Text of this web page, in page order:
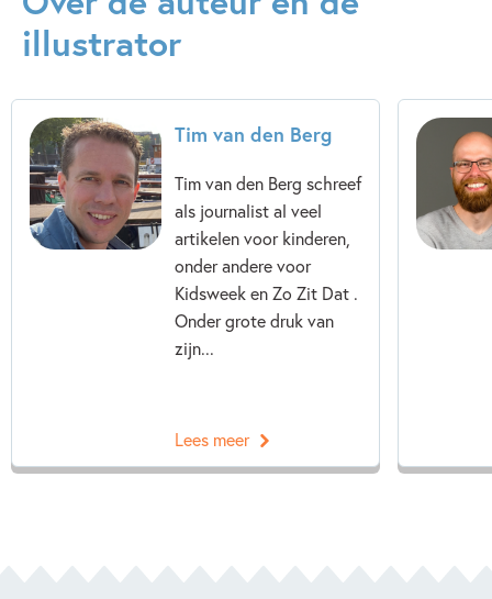
Dagelijks leven
Spanning
Tim van den Berg
illustrator
Tim van den Berg
Tim van den Berg schreef
als journalist al veel
artikelen voor kinderen,
onder andere voor
Kidsweek en Zo Zit Dat .
Onder grote druk van
zijn...
Lees meer